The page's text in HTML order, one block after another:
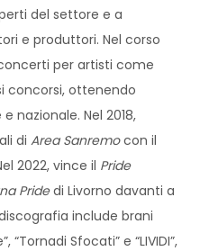
del settore e a
e produttori. Nel corso
per artisti come
concorsi, ottenendo
nazionale. Nel 2018,
diArea Sanremocon il
2022, vince il Pride
Pridedi Livorno davanti a
include brani
Sfocati” e “LIVIDI”,